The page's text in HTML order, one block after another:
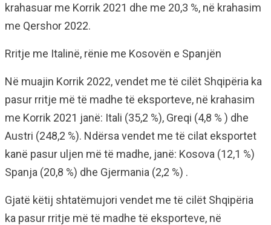
krahasuar me Korrik 2021 dhe me 20,3 %, në krahasim
me Qershor 2022.
Rritje me Italinë, rënie me Kosovën e Spanjën
Në muajin Korrik 2022, vendet me të cilët Shqipëria ka
pasur rritje më të madhe të eksporteve, në krahasim
me Korrik 2021 janë: Itali (35,2 %), Greqi (4,8 % ) dhe
Austri (248,2 %). Ndërsa vendet me të cilat eksportet
kanë pasur uljen më të madhe, janë: Kosova (12,1 %)
Spanja (20,8 %) dhe Gjermania (2,2 %) .
Gjatë këtij shtatëmujori vendet me të cilët Shqipëria
ka pasur rritje më të madhe të eksporteve, në